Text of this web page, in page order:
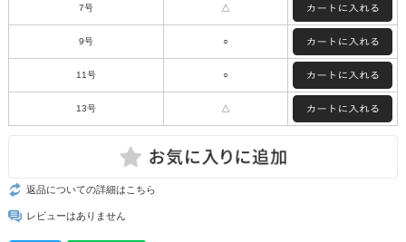
7号 △
9号 ○
11号 ○
13号 △
返品についての詳細はこちら
レビューはありません